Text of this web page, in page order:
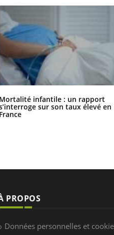
Mortalité infantile : un rapport
sur son taux élevé en
France
PROPOS
Données personnelles et